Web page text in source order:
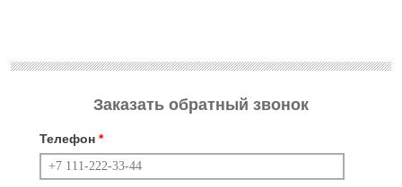
Заказать обратный звонок
Телефон *